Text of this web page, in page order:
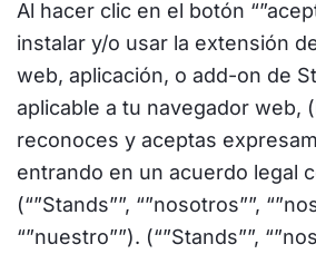
Al hacer clic en el botón
instalar y/o usar la extensión
web, aplicación, o add-on de
aplicable a tu navegador web,
reconoces y aceptas
entrando en un acuerdo legal
(“”Stands””, “”nosotros””,
“”nuestro””). (“”Stands””,